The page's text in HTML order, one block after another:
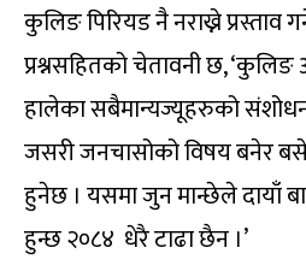
कुलिङ पिरियड नै नराख्ने प्रस्ताव
प्रश्नसहितको चेतावनी छ,
हालेका सबैमान्यज्यूहरुको
जसरी जनचासोको विषय बनेर
हुनेछ । यसमा जुन मान्छेले दायाँ
हुन्छ २०८४ धेरै टाढा छैन ।’